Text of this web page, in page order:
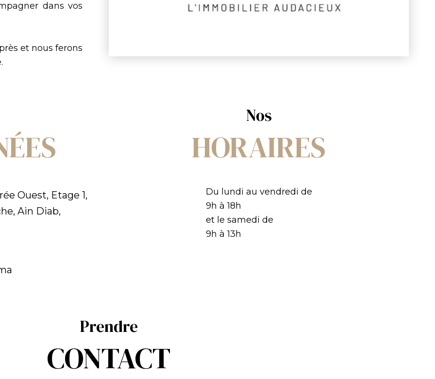
dans vos
et nous ferons
Ouest, Etage 1,
Ain Diab,
Nos
HORAIRES
Du lundi au vendredi de
9h à 18h
et le samedi de
9h à 13h
Prendre
CONTACT